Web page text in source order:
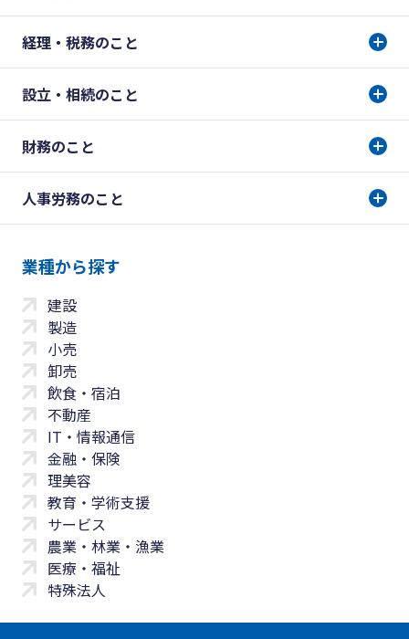
経理・税務のこと
設立・相続のこと
財務のこと
人事労務のこと
業種から探す
建設
製造
小売
卸売
飲食・宿泊
不動産
IT・情報通信
金融・保険
理美容
教育・学術支援
サービス
農業・林業・漁業
医療・福祉
特殊法人